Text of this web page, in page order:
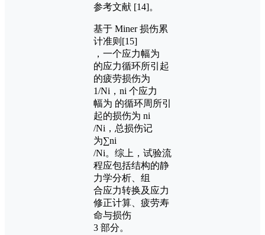
参考文献 [14]。
基于 Miner 损伤累
计准则[15]
，一个应力幅为
的应力循环所引起
的疲劳损伤为
1/Ni，ni 个应力
幅为 的循环周所引
起的损伤为 ni
/Ni，总损伤记
为∑ni
/Ni。综上，试验流
程应包括结构的静
力学分析、组
合应力转换及应力
修正计算、疲劳寿
命与损伤
3 部分。